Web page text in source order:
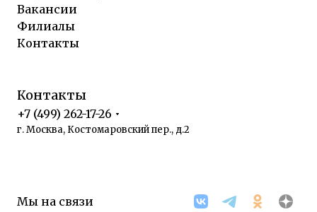
Вакансии
Филиалы
Контакты
Контакты
+7 (499) 262-17-26
г. Москва, Костомаровский пер., д.2
Мы на связи